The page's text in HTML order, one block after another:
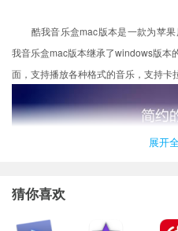
酷我音乐盒mac版本是一款为苹果
我音乐盒mac版本继承了windows版本
面，支持播放各种格式的音乐，支持卡
展开
猜你喜欢